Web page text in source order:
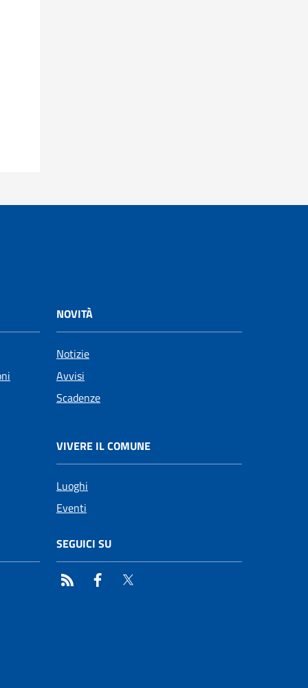
NOVITÀ
Notizie
Avvisi
Scadenze
VIVERE IL COMUNE
Luoghi
Eventi
SEGUICI SU
RSS Facebook